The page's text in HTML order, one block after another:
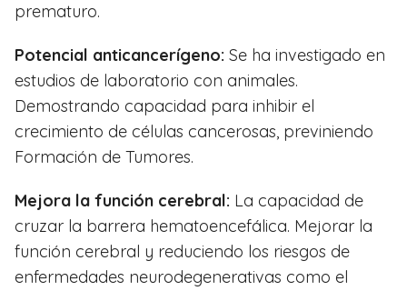
prematuro.
Potencial anticancerígeno: Se ha investigado en
estudios de laboratorio con animales.
Demostrando capacidad para inhibir el
crecimiento de células cancerosas, previniendo
Formación de Tumores.
Mejora la función cerebral: La capacidad de
cruzar la barrera hematoencefálica. Mejorar la
función cerebral y reduciendo los riesgos de
enfermedades neurodegenerativas como el